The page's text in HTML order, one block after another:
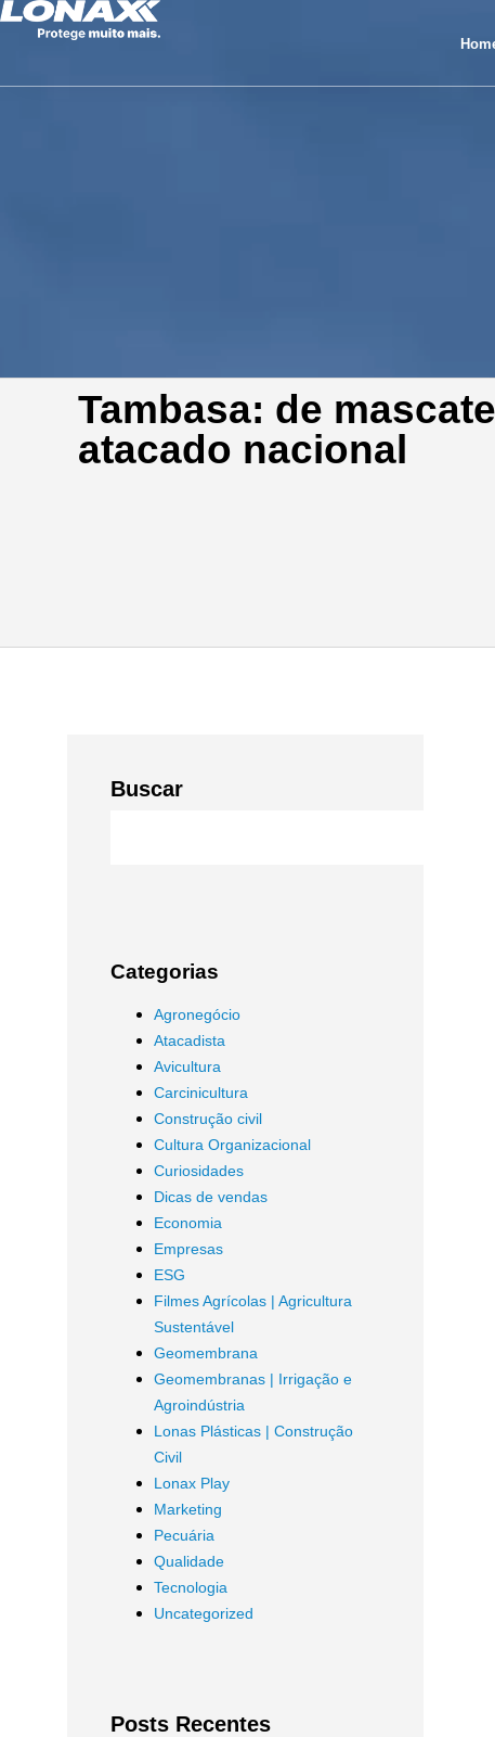
Tambasa: de
atacado nacional
Buscar
Categorias
Agronegócio
Atacadista
Avicultura
Carcinicultura
Construção civil
Cultura Organizacional
Curiosidades
Dicas de vendas
Economia
Empresas
ESG
Filmes Agrícolas | Agricultura
Sustentável
Geomembrana
Geomembranas | Irrigação e
Agroindústria
Lonas Plásticas | Construção
Civil
Lonax Play
Marketing
Pecuária
Qualidade
Tecnologia
Uncategorized
Posts Recentes